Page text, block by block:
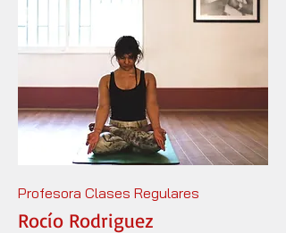
Profesora Clases Regulares
Rocío Rodriguez